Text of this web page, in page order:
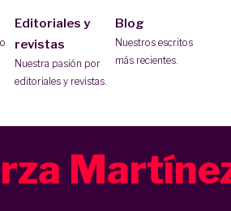
Editoriales y
revistas
Nuestra pasión por
editoriales y revistas.
Blog
Nuestros escritos
más recientes.